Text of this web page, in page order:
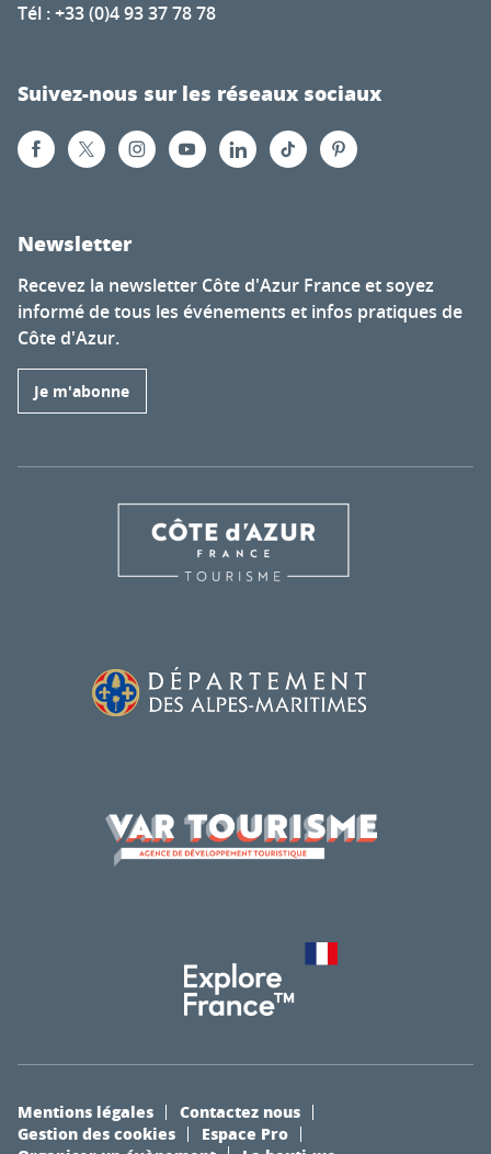
Tél : +33 (0)4 93 37 78 78
Suivez-nous sur les réseaux sociaux
Newsletter
Recevez la newsletter Côte d'Azur France et soyez
informé de tous les événements et infos pratiques de
Côte d'Azur.
Je m'abonne
Mentions légales
Contactez nous
Gestion des cookies
Espace Pro